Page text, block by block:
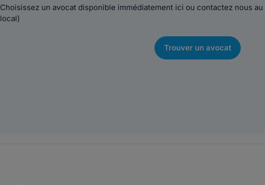
Choisissez un avocat disponible immédiatement ici ou contactez nous au
local)
Trouver un avocat